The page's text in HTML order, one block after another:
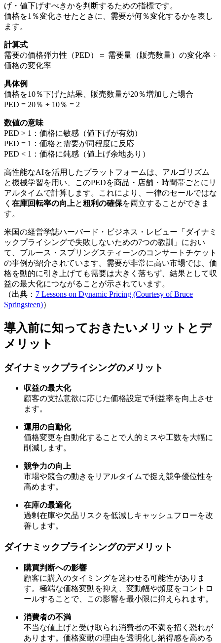
げ・値下げすべきかを判断するための指標です。
価格を1％変化させたときに、需要が何％変化するかを表し
ます。
計算式
需要の価格弾力性（PED）＝ 需要量（販売数量）の変化率 ÷
価格の変化率
具体例
価格を10％下げた結果、販売数量が20％増加した場合
PED = 20％ ÷ 10％ = 2
数値の意味
PED > 1：価格に敏感（値下げが有効）
PED = 1：価格と需要が同程度に反応
PED < 1：価格に鈍感（値上げ余地あり）
高性能なAIを活用したプラットフォームは、アルゴリズム
と機械学習を用い、このPEDを商品・店舗・時間帯ごとにリ
アルタイムで計算します。これにより、一律のセールではな
く 在庫回転率の向上と粗利の確保を両立することができま
す。
米国の経営学誌ハーバード・ビジネス・レビュー「ダイナミ
ックプライシングで失敗しないための7つの教訓」におい
て、ブルース・スプリングスティーンのコンサートチケット
の事例が紹介されています。需要が非常に高い市場では、価
格を動的に引き上げても需要は大きく落ちず、結果として収
益の最大化につながることが示されています。
（出典： 7 Lessons on Dynamic Pricing (Courtesy of Bruce
Springsteen)）
導入前に知っておきたいメリットとデ
メリット
ダイナミックプライシングのメリット
収益の最大化
顧客の支払意欲に応じた価格設定で利益率を向上させ
ます。
運用の自動化
価格変更を自動化することで人的ミスや工数を大幅に
削減します。
競争力の向上
市場や競合の動きをリアルタイムで捉え競争優位性を
高めます。
在庫の最適化
過剰在庫や欠品リスクを低減しキャッシュフローを改
善します。
ダイナミックプライシングのデメリット
購買判断への影響
顧客に購入のタイミングを迷わせる可能性がありま
す。極端な価格変動を抑え、変動幅や頻度をコントロ
ールすることで、この影響を最小限に抑えられます。
消費者の不満
不当な値上げと受け取られ消費者の不満を招く恐れが
あります。価格変動の理由を透明化し納得感を高める